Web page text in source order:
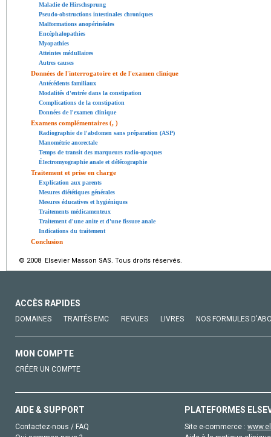
Maladie de Hirschsprung
Pseudo-obstructions intestinales chroniques
Malformations anopérinéales
Encéphalopathies
Myopathies
Atteintes médullaires
Autres causes
Données de l'interrogatoire et de l'examen clinique
Antécédents familiaux
Modalités d'entrée dans la constipation
Complications de la constipation
Données de l'examen clinique
Examens complémentaires (, )
Radiographie de l'abdomen sans préparation (ASP)
Manométrie anorectale
Temps de transit des marqueurs radio-opaques
Électromyographie anale et défécographie
Traitement et prise en charge
Explication aux parents
Mesures diététiques générales
Mesures éducatives et hygiéniques
Traitements médicamenteux
Traitement d'une anite et d'une fissure anale
Indications du traitement
Conclusion
© 2008 Elsevier Masson SAS. Tous droits réservés.
ACCÈS RAPIDES
DOMAINES TRAITÉS EMC REVUES LIVRES NOS FORMULES
MON COMPTE
CRÉER UN COMPTE
AIDE & SUPPORT
Contactez-nous / FAQ
PLATEFORMES
Site e-commerce :